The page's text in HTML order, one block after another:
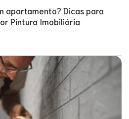
apartamento? Dicas para
Pintura Imobiliária